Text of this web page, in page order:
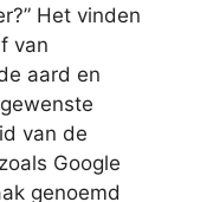
Het vinden
van
aard en
van de
Google
genoemd